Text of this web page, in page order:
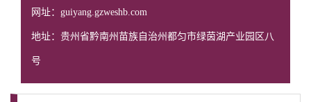
网址：guiyang.gzweshb.com
地址：贵州省黔南州苗族自治州都匀市绿茵湖产业园区八
号